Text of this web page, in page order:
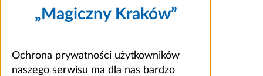
„Magiczny Kraków”
Ochrona prywatności użytkowników
naszego serwisu ma dla nas bardzo